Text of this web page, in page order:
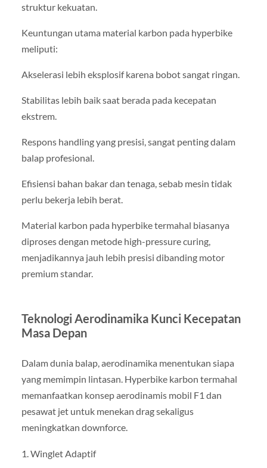
struktur kekuatan.
Keuntungan utama material karbon pada hyperbike
meliputi:
Akselerasi lebih eksplosif karena bobot sangat ringan.
Stabilitas lebih baik saat berada pada kecepatan
ekstrem.
Respons handling yang presisi, sangat penting dalam
balap profesional.
Efisiensi bahan bakar dan tenaga, sebab mesin tidak
perlu bekerja lebih berat.
Material karbon pada hyperbike termahal biasanya
diproses dengan metode high-pressure curing,
menjadikannya jauh lebih presisi dibanding motor
premium standar.
Teknologi Aerodinamika Kunci Kecepatan
Masa Depan
Dalam dunia balap, aerodinamika menentukan siapa
yang memimpin lintasan. Hyperbike karbon termahal
memanfaatkan konsep aerodinamis mobil F1 dan
pesawat jet untuk menekan drag sekaligus
meningkatkan downforce.
1. Winglet Adaptif